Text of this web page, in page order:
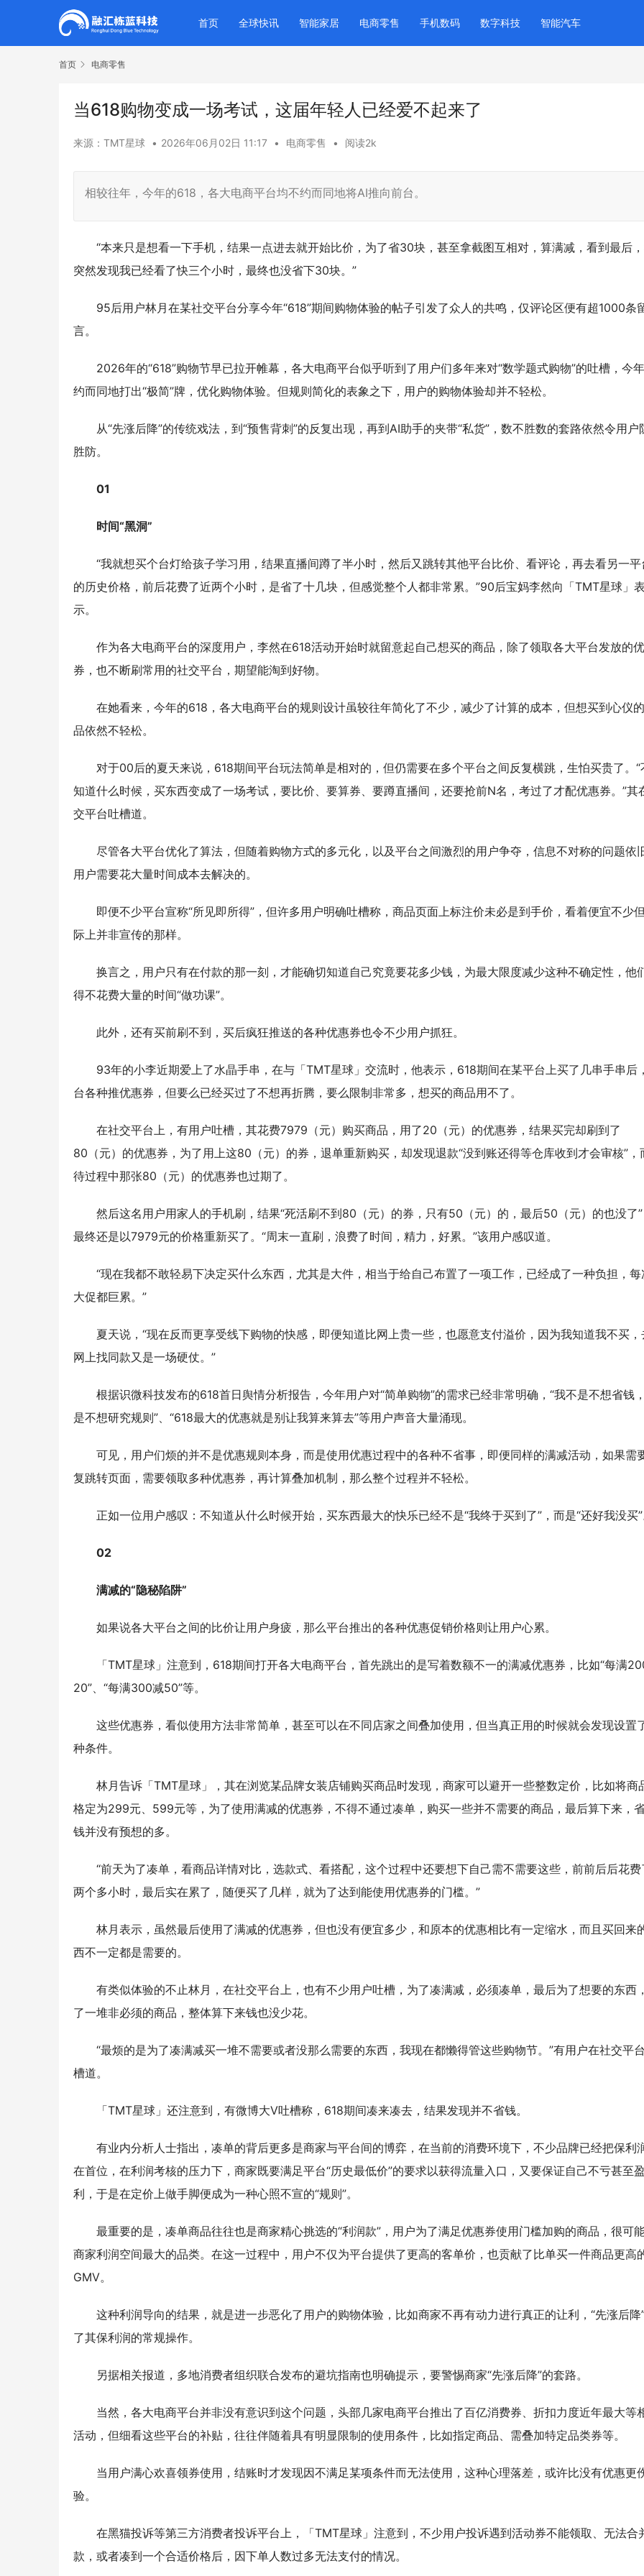
首页 全球快讯 智能家居 电商零售 手机数码 数字科技 智能汽车
首页 电商零售
当618购物变成一场考试，这届年轻人已经爱不起来了
来源：TMT星球 • 2026年06月02日 11:17 • 电商零售 • 阅读2k
相较往年，今年的618，各大电商平台均不约而同地将AI推向前台。
“本来只是想看一下手机，结果一点进去就开始比价，为了省30块，甚至拿截图互相对，算满减，看到最后
突然发现我已经看了快三个小时，最终也没省下30块。”
95后用户林月在某社交平台分享今年“618”期间购物体验的帖子引发了众人的共鸣，仅评论区便有超1000条
言。
2026年的“618”购物节早已拉开帷幕，各大电商平台似乎听到了用户们多年来对“数学题式购物”的吐槽，今
约而同地打出“极简”牌，优化购物体验。但规则简化的表象之下，用户的购物体验却并不轻松。
从“先涨后降”的传统戏法，到“预售背刺”的反复出现，再到AI助手的夹带“私货”，数不胜数的套路依然令用户
胜防。
01
时间“黑洞”
“我就想买个台灯给孩子学习用，结果直播间蹲了半小时，然后又跳转其他平台比价、看评论，再去看另一平
的历史价格，前后花费了近两个小时，是省了十几块，但感觉整个人都非常累。”90后宝妈李然向「TMT星球」表
示。
作为各大电商平台的深度用户，李然在618活动开始时就留意起自己想买的商品，除了领取各大平台发放的
券，也不断刷常用的社交平台，期望能淘到好物。
在她看来，今年的618，各大电商平台的规则设计虽较往年简化了不少，减少了计算的成本，但想买到心仪
品依然不轻松。
对于00后的夏天来说，618期间平台玩法简单是相对的，但仍需要在多个平台之间反复横跳，生怕买贵了。“
知道什么时候，买东西变成了一场考试，要比价、要算券、要蹲直播间，还要抢前N名，考过了才配优惠券。”其
交平台吐槽道。
尽管各大平台优化了算法，但随着购物方式的多元化，以及平台之间激烈的用户争夺，信息不对称的问题依
用户需要花大量时间成本去解决的。
即便不少平台宣称“所见即所得”，但许多用户明确吐槽称，商品页面上标注价未必是到手价，看着便宜不少
际上并非宣传的那样。
换言之，用户只有在付款的那一刻，才能确切知道自己究竟要花多少钱，为最大限度减少这种不确定性，他
得不花费大量的时间“做功课”。
此外，还有买前刷不到，买后疯狂推送的各种优惠券也令不少用户抓狂。
93年的小李近期爱上了水晶手串，在与「TMT星球」交流时，他表示，618期间在某平台上买了几串手串后
台各种推优惠券，但要么已经买过了不想再折腾，要么限制非常多，想买的商品用不了。
在社交平台上，有用户吐槽，其花费7979（元）购买商品，用了20（元）的优惠券，结果买完却刷到了
80（元）的优惠券，为了用上这80（元）的券，退单重新购买，却发现退款“没到账还得等仓库收到才会审核”，
待过程中那张80（元）的优惠券也过期了。
然后这名用户用家人的手机刷，结果“死活刷不到80（元）的券，只有50（元）的，最后50（元）的也没了”
最终还是以7979元的价格重新买了。“周末一直刷，浪费了时间，精力，好累。”该用户感叹道。
“现在我都不敢轻易下决定买什么东西，尤其是大件，相当于给自己布置了一项工作，已经成了一种负担，每
大促都巨累。”
夏天说，“现在反而更享受线下购物的快感，即便知道比网上贵一些，也愿意支付溢价，因为我知道我不买，
网上找同款又是一场硬仗。”
根据识微科技发布的618首日舆情分析报告，今年用户对“简单购物”的需求已经非常明确，“我不是不想省钱
是不想研究规则”、“618最大的优惠就是别让我算来算去”等用户声音大量涌现。
可见，用户们烦的并不是优惠规则本身，而是使用优惠过程中的各种不省事，即便同样的满减活动，如果需
复跳转页面，需要领取多种优惠券，再计算叠加机制，那么整个过程并不轻松。
正如一位用户感叹：不知道从什么时候开始，买东西最大的快乐已经不是“我终于买到了”，而是“还好我没买”
02
满减的“隐秘陷阱”
如果说各大平台之间的比价让用户身疲，那么平台推出的各种优惠促销价格则让用户心累。
「TMT星球」注意到，618期间打开各大电商平台，首先跳出的是写着数额不一的满减优惠券，比如“每满
20”、“每满300减50”等。
这些优惠券，看似使用方法非常简单，甚至可以在不同店家之间叠加使用，但当真正用的时候就会发现设置
种条件。
林月告诉「TMT星球」，其在浏览某品牌女装店铺购买商品时发现，商家可以避开一些整数定价，比如将商
格定为299元、599元等，为了使用满减的优惠券，不得不通过凑单，购买一些并不需要的商品，最后算下来，
钱并没有预想的多。
“前天为了凑单，看商品详情对比，选款式、看搭配，这个过程中还要想下自己需不需要这些，前前后后花费
两个多小时，最后实在累了，随便买了几样，就为了达到能使用优惠券的门槛。”
林月表示，虽然最后使用了满减的优惠券，但也没有便宜多少，和原本的优惠相比有一定缩水，而且买回来
西不一定都是需要的。
有类似体验的不止林月，在社交平台上，也有不少用户吐槽，为了凑满减，必须凑单，最后为了想要的东西
了一堆非必须的商品，整体算下来钱也没少花。
“最烦的是为了凑满减买一堆不需要或者没那么需要的东西，我现在都懒得管这些购物节。”有用户在社交平
槽道。
「TMT星球」还注意到，有微博大V吐槽称，618期间凑来凑去，结果发现并不省钱。
有业内分析人士指出，凑单的背后更多是商家与平台间的博弈，在当前的消费环境下，不少品牌已经把保利
在首位，在利润考核的压力下，商家既要满足平台“历史最低价”的要求以获得流量入口，又要保证自己不亏甚至盈
利，于是在定价上做手脚便成为一种心照不宣的“规则”。
最重要的是，凑单商品往往也是商家精心挑选的“利润款”，用户为了满足优惠券使用门槛加购的商品，很可
商家利润空间最大的品类。在这一过程中，用户不仅为平台提供了更高的客单价，也贡献了比单买一件商品更高
GMV。
这种利润导向的结果，就是进一步恶化了用户的购物体验，比如商家不再有动力进行真正的让利，“先涨后降
了其保利润的常规操作。
另据相关报道，多地消费者组织联合发布的避坑指南也明确提示，要警惕商家“先涨后降”的套路。
当然，各大电商平台并非没有意识到这个问题，头部几家电商平台推出了百亿消费券、折扣力度近年最大等
活动，但细看这些平台的补贴，往往伴随着具有明显限制的使用条件，比如指定商品、需叠加特定品类券等。
当用户满心欢喜领券使用，结账时才发现因不满足某项条件而无法使用，这种心理落差，或许比没有优惠更
验。
在黑猫投诉等第三方消费者投诉平台上，「TMT星球」注意到，不少用户投诉遇到活动券不能领取、无法合
款，或者凑到一个合适价格后，因下单人数过多无法支付的情况。